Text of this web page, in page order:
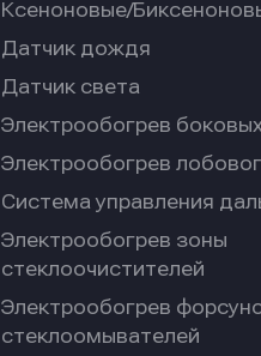
Ксеноновые/
Датчик дождя
Датчик света
Электрообогрев
Электрообогрев
Система управления
Электрообогрев зоны
стеклоочистителей
Электрообогрев
стеклоомывателей